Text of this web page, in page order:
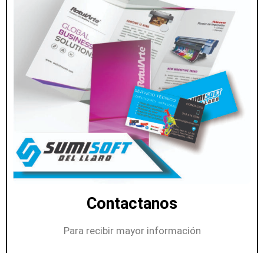
Contactanos
Para recibir mayor información